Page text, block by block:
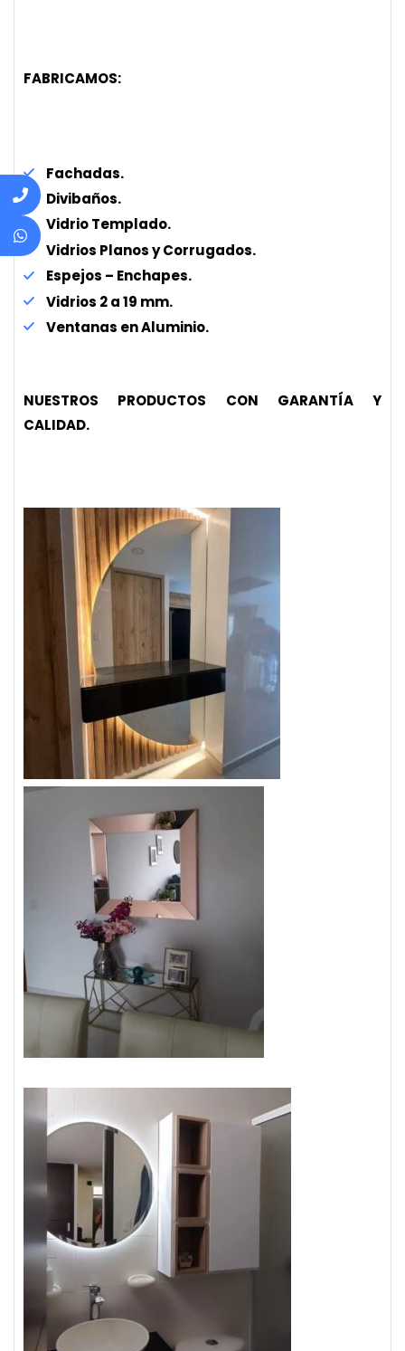
FABRICAMOS:
Fachadas.
Divibaños.
Vidrio Templado.
Vidrios Planos y Corrugados.
Espejos – Enchapes.
Vidrios 2 a 19 mm.
Ventanas en Aluminio.
NUESTROS PRODUCTOS CON GARANTÍA Y
CALIDAD.